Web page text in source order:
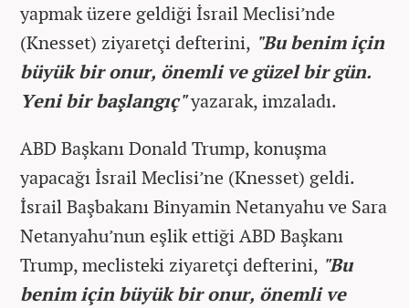
yapmak üzere geldiği İsrail Meclisi’nde
(Knesset) ziyaretçi defterini, "Bu benim için
büyük bir onur, önemli ve güzel bir gün.
Yeni bir başlangıç"yazarak, imzaladı.
ABD Başkanı Donald Trump, konuşma
yapacağı İsrail Meclisi’ne (Knesset) geldi.
İsrail Başbakanı Binyamin Netanyahu ve Sara
Netanyahu’nun eşlik ettiği ABD Başkanı
Trump, meclisteki ziyaretçi defterini, "Bu
benim için büyük bir onur, önemli ve